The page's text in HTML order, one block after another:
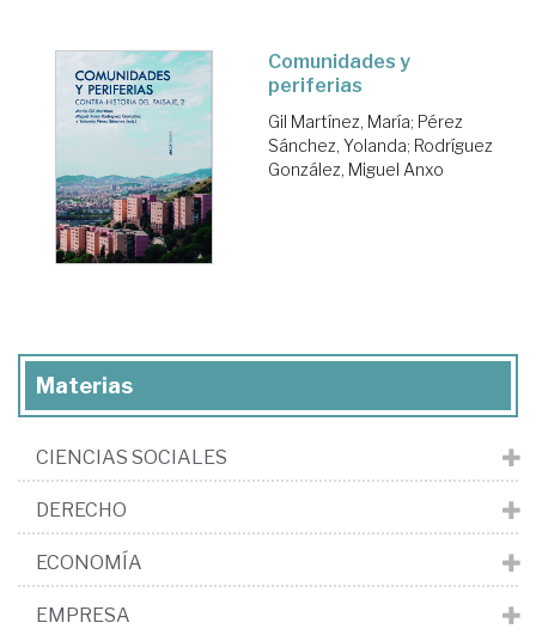
Comunidades y
periferias
Gil Martínez, María; Pérez
Sánchez, Yolanda; Rodríguez
González, Miguel Anxo
Materias
CIENCIAS SOCIALES
DERECHO
ECONOMÍA
EMPRESA